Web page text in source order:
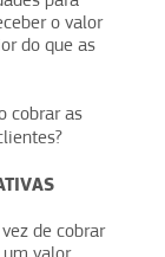
o valor
do que as
cobrar as
vez de cobrar